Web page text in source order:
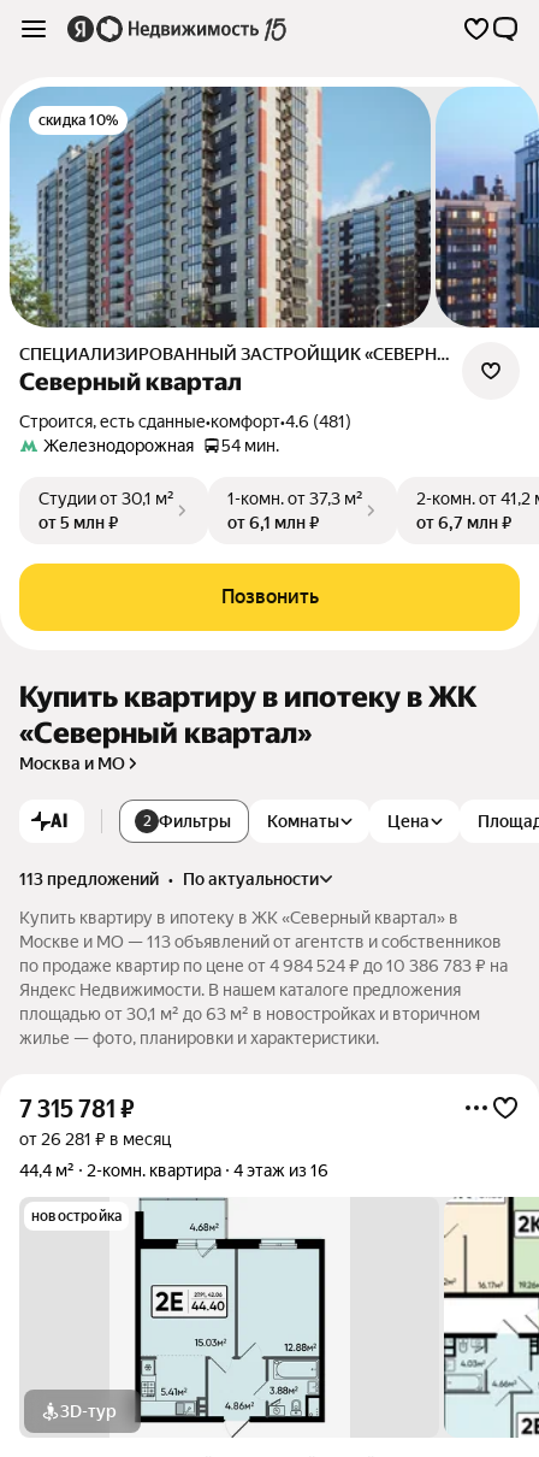
скидка 10%
СПЕЦИАЛИЗИРОВАННЫЙ ЗАСТРОЙЩИК «СЕВЕРНЫЙ КВАРТАЛ»
Северный квартал
Строится, есть сданные•комфорт•4.6 (481)
Железнодорожная
54 мин.
Студииот 30,1 м²
от 5 млн ₽
1-комн.от 37,3 м²
от 6,1 млн ₽
2-комн.от 41,2
от 6,7 млн ₽
Позвонить
Купить квартиру в ипотеку в ЖК
«Северный квартал»
Москва и МО
AI 2 Фильтры Комнаты Цена
113 предложений •
по актуальности
Купить квартиру в ипотеку в ЖК «Северный квартал» в
Москве и МО — 113 объявлений от агентств и собственников
по продаже квартир по цене от 4 984 524 ₽ до 10 386 783 ₽ на
Яндекс Недвижимости. В нашем каталоге предложения
площадью от 30,1 м² до 63 м² в новостройках и вторичном
жилье — фото, планировки и характеристики.
7 315 781 ₽
от 26 281 ₽ в месяц
44,4 м²
2-комн. квартира 4 этаж из 16
новостройка
3D-тур